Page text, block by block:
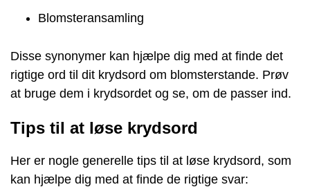
Blomsteransamling
Disse synonymer kan hjælpe dig med at finde det
rigtige ord til dit krydsord om blomsterstande. Prøv
at bruge dem i krydsordet og se, om de passer ind.
Tips til at løse krydsord
Her er nogle generelle tips til at løse krydsord, som
kan hjælpe dig med at finde de rigtige svar: